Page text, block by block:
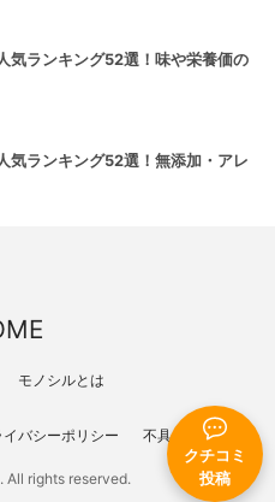
クチコミ
投稿
気ランキング52選！味や栄養価の
気ランキング52選！無添加・アレ
モノシルとは
イバシーポリシー 不具合報告
All rights reserved.